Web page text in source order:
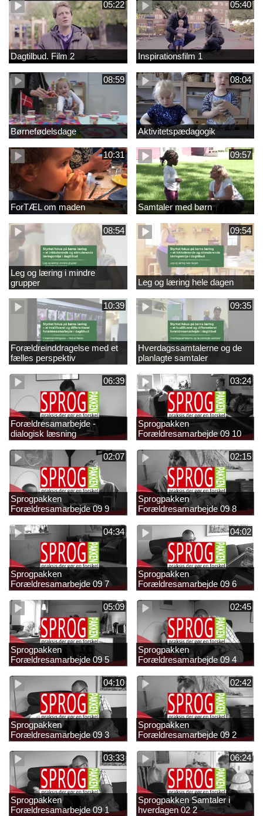
05:22
Dagtilbud. Film 2
05:40
Inspirationsfilm 1
08:59
Børnefødelsdage
08:04
Aktivitetspædagogik
10:31
ForTÆL om maden
09:57
Samtaler med børn
08:54
Leg og læring i mindre
grupper
09:54
Leg og læring hele dagen
10:39
Forældreinddragelse med et
fælles perspektiv
09:35
Hverdagssamtalerne og de
planlagte samtaler
06:39
Forældresamarbejde -
dialogisk læsning
03:24
Sprogpakken
Forældresamarbejde 09 10
02:07
Sprogpakken
Forældresamarbejde 09 9
02:15
Sprogpakken
Forældresamarbejde 09 8
04:34
Sprogpakken
Forældresamarbejde 09 7
04:02
Sprogpakken
Forældresamarbejde 09 6
05:09
Sprogpakken
Forældresamarbejde 09 5
02:45
Sprogpakken
Forældresamarbejde 09 4
04:10
Sprogpakken
Forældresamarbejde 09 3
02:42
Sprogpakken
Forældresamarbejde 09 2
03:33
Sprogpakken
Forældresamarbejde 09 1
06:24
Sprogpakken Samtaler i
hverdagen 02 2